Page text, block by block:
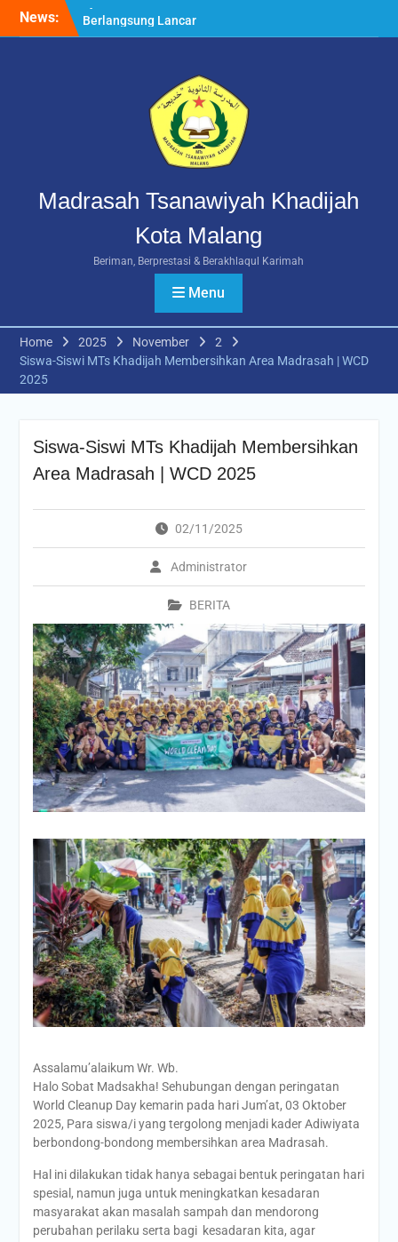
News:
Rangkuman MATAMUDA
2026: Enam Hari Penuh
Baru MTs Khadijah Malang
Daftar Ulang SPMB MTs
Khadijah Malang Tahun
Ajaran 2026/2027
Berlangsung Lancar
Madrasah Tsanawiyah Khadijah
Kota Malang
Beriman, Berprestasi & Berakhlaqul Karimah
Menu
Home 2025 November
2
Siswa-Siswi MTs Khadijah Membersihkan Area Madrasah | WCD
2025
Siswa-Siswi MTs Khadijah Membersihkan
Area Madrasah | WCD 2025
02/11/2025
Administrator
BERITA
Assalamu’alaikum Wr. Wb.
Halo Sobat Madsakha! Sehubungan dengan peringatan
World Cleanup Day kemarin pada hari Jum’at, 03 Oktober
2025, Para siswa/i yang tergolong menjadi kader Adiwiyata
berbondong-bondong membersihkan area Madrasah.
Hal ini dilakukan tidak hanya sebagai bentuk peringatan hari
spesial, namun juga untuk meningkatkan kesadaran
masyarakat akan masalah sampah dan mendorong
perubahan perilaku serta bagi kesadaran kita, agar